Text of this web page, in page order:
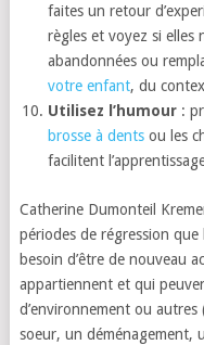
faites un retour
règles et voyez si elles
abandonnées ou
votre enfant, du
Utilisez l’humour :
brosse à dents ou les
facilitent
Catherine Dumonteil
périodes de régression que
besoin d’être de nouveau
appartiennent et qui
d’environnement ou autres
soeur, un déménagement,